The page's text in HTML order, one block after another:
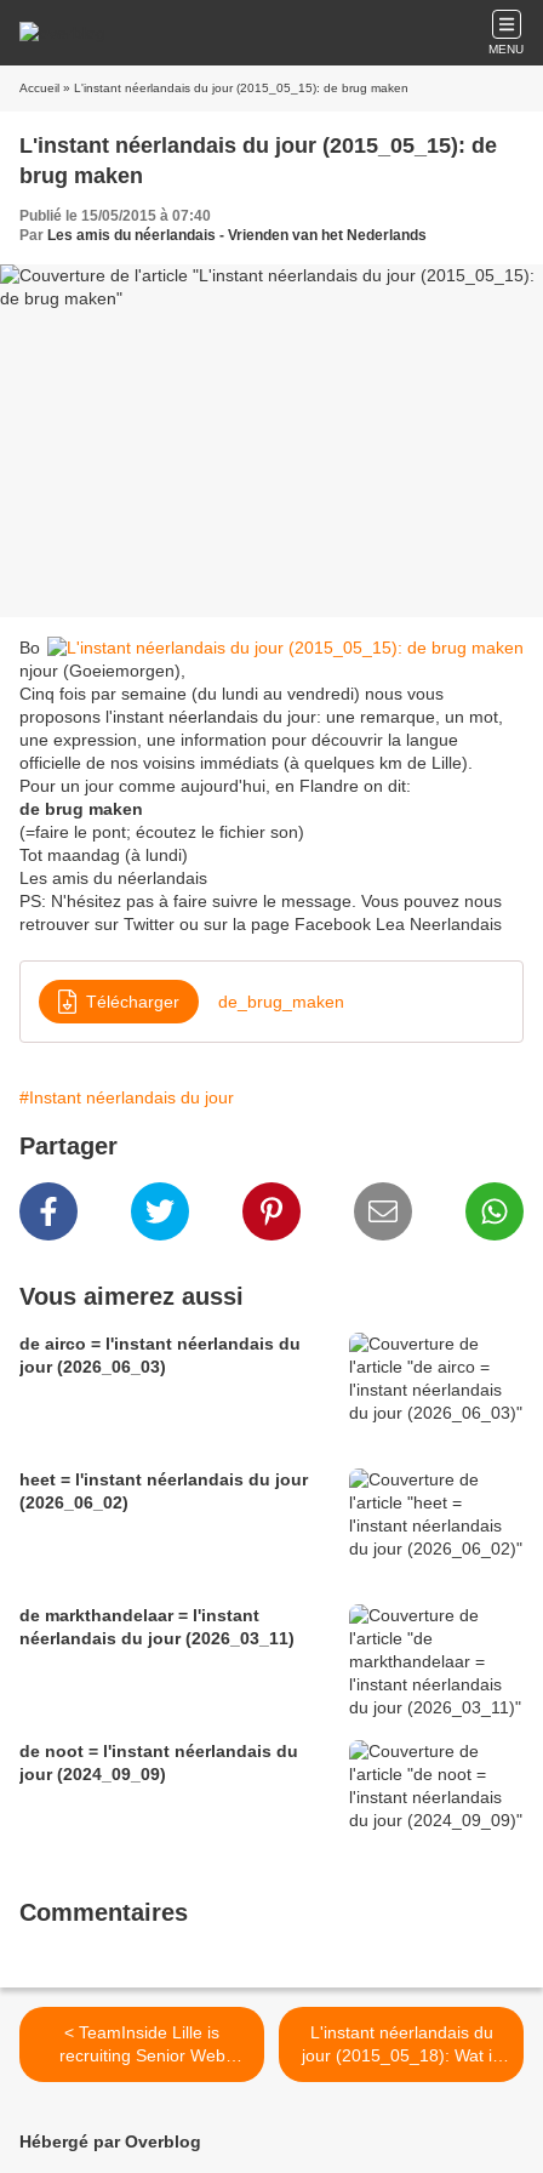
MENU
Accueil » L'instant néerlandais du jour (2015_05_15): de brug maken
L'instant néerlandais du jour (2015_05_15): de
brug maken
Publié le 15/05/2015 à 07:40
Par Les amis du néerlandais - Vrienden van het Nederlands
Bo
njour (Goeiemorgen),
Cinq fois par semaine (du lundi au vendredi) nous vous
proposons l'instant néerlandais du jour: une remarque, un mot,
une expression, une information pour découvrir la langue
officielle de nos voisins immédiats (à quelques km de Lille).
Pour un jour comme aujourd'hui, en Flandre on dit:
de brug maken
(=faire le pont; écoutez le fichier son)
Tot maandag (à lundi)
Les amis du néerlandais
PS: N'hésitez pas à faire suivre le message. Vous pouvez nous
retrouver sur Twitter ou sur la page Facebook Lea Neerlandais
Télécharger de_brug_maken
#Instant néerlandais du jour
Partager
Vous aimerez aussi
de airco = l'instant néerlandais du
jour (2026_06_03)
heet = l'instant néerlandais du jour
(2026_06_02)
de markthandelaar = l'instant
néerlandais du jour (2026_03_11)
de noot = l'instant néerlandais du
jour (2024_09_09)
Commentaires
< TeamInside Lille is
recruiting Senior Web
Publishers / Web Editorial
L'instant néerlandais du
jour (2015_05_18): Wat is
er op tv? >
Hébergé par Overblog